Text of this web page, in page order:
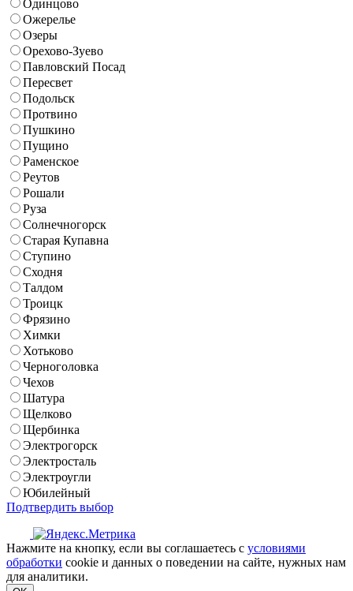
Одинцово
Ожерелье
Озеры
Орехово-Зуево
Павловский Посад
Пересвет
Подольск
Протвино
Пушкино
Пущино
Раменское
Реутов
Рошали
Руза
Солнечногорск
Старая Купавна
Ступино
Сходня
Талдом
Троицк
Фрязино
Химки
Хотьково
Черноголовка
Чехов
Шатура
Щелково
Щербинка
Электрогорск
Электросталь
Электроугли
Юбилейный
Подтвердить выбор
Нажмите на кнопку, если вы соглашаетесь с условиями
обработки cookie и данных о поведении на сайте, нужных нам
для аналитики.